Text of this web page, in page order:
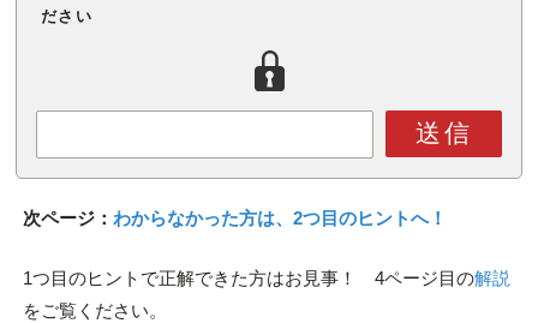
ださい
送信
次ページ： わからなかった方は、2つ目のヒントへ！
1つ目のヒントで正解できた方はお見事！ 4ページ目の解説
をご覧ください。